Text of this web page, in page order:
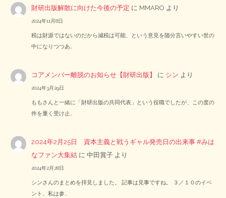
財研出版解散に向けた今後の予定 に MMARO より
2024年11月8日
税は財源ではないのだから減税は可能、という意見を随分言いやすい世の
中になりつつあ…
コアメンバー離脱のお知らせ【財研出版】 に シン より
2024年3月29日
ももさんと一緒に「財研出版の共同代表」という役職でしたが、この度の
件を重く受け止…
2024年2月25日 資本主義と戦うギャル発売日の出来事 #みは
なファン大集結 に中田賞子 より
2024年2月28日
シンさんのまとめを拝見しました。 記事は見事ですね。 ３／１０のイベ
ント、私は参…